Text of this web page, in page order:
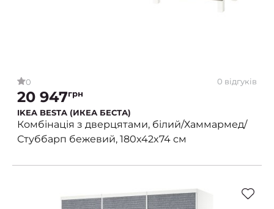
0 0 відгуків
20 947грн
IKEA BESTA (ИКЕА БЕСТА)
Комбінація з дверцятами, білий/Хаммармед/
Стуббарп бежевий, 180x42x74 см